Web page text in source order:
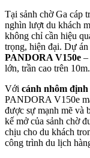
Tại sảnh chờ Ga cáp
nghìn lượt du khách
không chỉ cần hiệu
trọng, hiện đại. Dự án
PANDORA V150e –
lớn, trần cao trên 10m.
Với cánh nhôm
PANDORA V150e
được sự mạnh mẽ và
kế mở của sảnh chờ
chịu cho du khách
công trình du lịch